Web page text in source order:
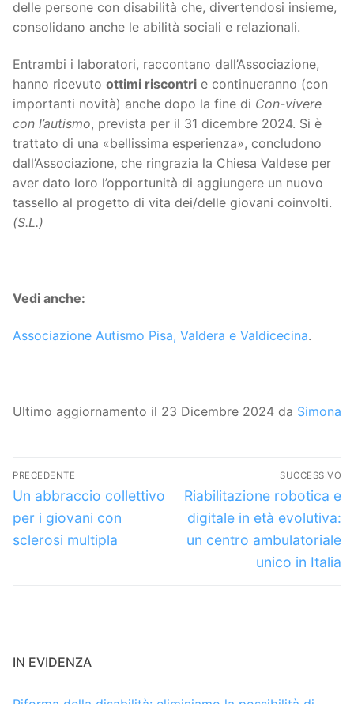
delle persone con disabilità che, divertendosi insieme,
consolidano anche le abilità sociali e relazionali.
Entrambi i laboratori, raccontano dall’Associazione,
hanno ricevuto ottimi riscontri e continueranno (con
importanti novità) anche dopo la fine di Con-vivere
con l’autismo, prevista per il 31 dicembre 2024. Si è
trattato di una «bellissima esperienza», concludono
dall’Associazione, che ringrazia la Chiesa Valdese per
aver dato loro l’opportunità di aggiungere un nuovo
tassello al progetto di vita dei/delle giovani coinvolti.
(S.L.)
Vedi anche:
Associazione Autismo Pisa, Valdera e Valdicecina.
Ultimo aggiornamento il 23 Dicembre 2024 da Simona
Navigazione
articoli
PRECEDENTE
Articolo
precedente:
Un abbraccio collettivo
per i giovani con
sclerosi multipla
SUCCESSIVO
Articolo
successivo:
Riabilitazione robotica e
digitale in età evolutiva:
un centro ambulatoriale
unico in Italia
IN EVIDENZA